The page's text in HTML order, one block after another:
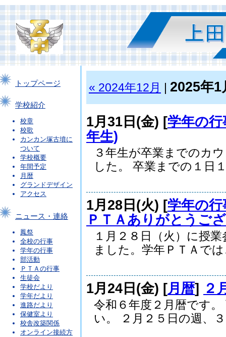
トップページ
学校紹介
校章
校歌
カンカン塚古墳に
ついて
学校概要
年間予定
月暦
グランドデザイン
アクセス
ニュース・連絡
鳳祭
全校の行事
学年の行事
部活動
ＰＴＡの行事
生徒会
学校だより
学年だより
進路だより
保健室より
校舎改築関係
オンライン接続方
« 2024年12月 2025年1
1月31日(金) [学年の行
年生)
３年生が卒業までのカ
した。 卒業までの１日
1月28日(火) [学年の行
ＰＴＡありがとうご
１月２８日（火）に授
ました。学年ＰＴＡでは
1月24日(金) [月暦] ２
令和６年度２月暦です
い。 ２月２５日の週、